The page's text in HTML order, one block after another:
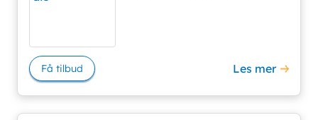
Få tilbud Les mer